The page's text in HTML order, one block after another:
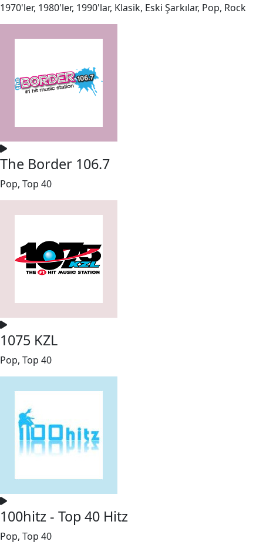
1970'ler, 1980'ler, 1990'lar, Klasik, Eski Şarkılar, Pop, Rock
The Border 106.7
Pop, Top 40
1075 KZL
Pop, Top 40
100hitz - Top 40 Hitz
Pop, Top 40